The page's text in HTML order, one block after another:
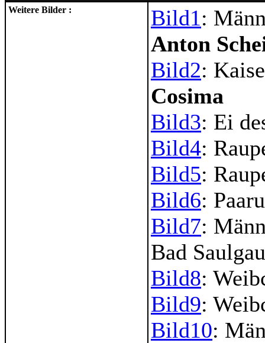
Weitere Bilder : Bild1:
Anton
Bild2:
Cosima
Bild3: Ei
Bild4:
Bild5:
Bild6:
Bild7:
Bad
Bild8:
Bild9:
Bild10: